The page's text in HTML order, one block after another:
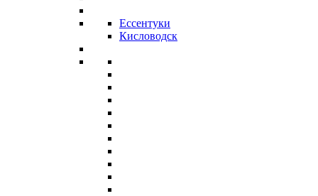
Ессентуки
Кисловодск